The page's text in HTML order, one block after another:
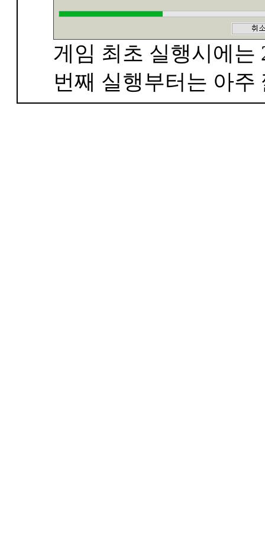
게임 최초 실행시에는
번째 실행부터는 아